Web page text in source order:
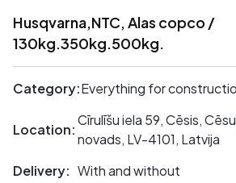
Husqvarna,NTC, Alas copco /
130kg.350kg.500kg.
Category:Everything for
Location:
Cīrulīšu iela 59, Cēsis,
novads, LV-4101, Latvija
Delivery: With and without